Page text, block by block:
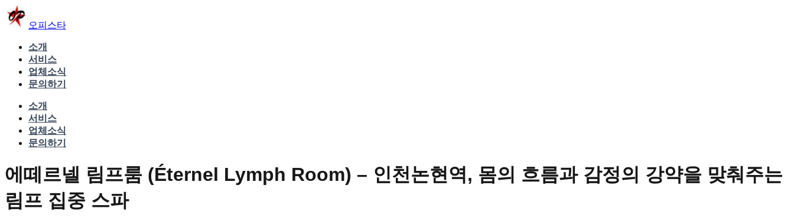
오피스타
소개
서비스
업체소식
문의하기
소개
서비스
업체소식
문의하기
에떼르넬 림프룸 (Éternel Lymph Room) – 인천논현역, 몸의 흐름과 감정의 강약을 맞춰주는
림프 집중 스파